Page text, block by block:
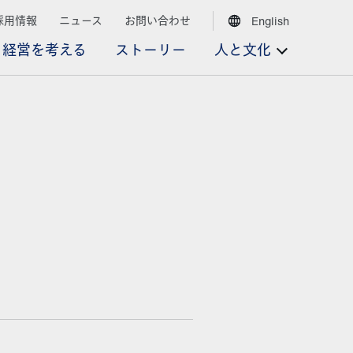
経営を考える ストーリー 人と文化
用情報 ニュース お問い合わせ English